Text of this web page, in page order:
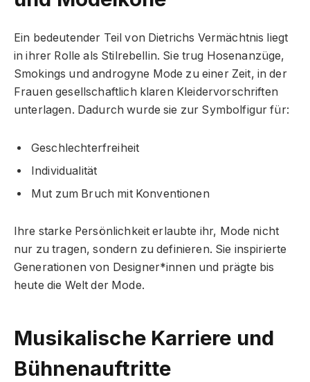
Ein bedeutender Teil von Dietrichs Vermächtnis liegt
in ihrer Rolle als Stilrebellin. Sie trug Hosenanzüge,
Smokings und androgyne Mode zu einer Zeit, in der
Frauen gesellschaftlich klaren Kleidervorschriften
unterlagen. Dadurch wurde sie zur Symbolfigur für:
Geschlechterfreiheit
Individualität
Mut zum Bruch mit Konventionen
Ihre starke Persönlichkeit erlaubte ihr, Mode nicht
nur zu tragen, sondern zu definieren. Sie inspirierte
Generationen von Designer*innen und prägte bis
heute die Welt der Mode.
Musikalische Karriere und
Bühnenauftritte